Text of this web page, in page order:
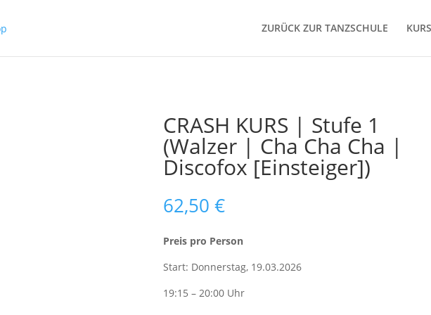
ZURÜCK ZUR TANZSCHULE
CRASH KURS | Stufe 1
(Walzer | Cha Cha Cha |
Discofox [Einsteiger])
62,50 €
Preis pro Person
Start: Donnerstag, 19.03.2026
19:15 – 20:00 Uhr